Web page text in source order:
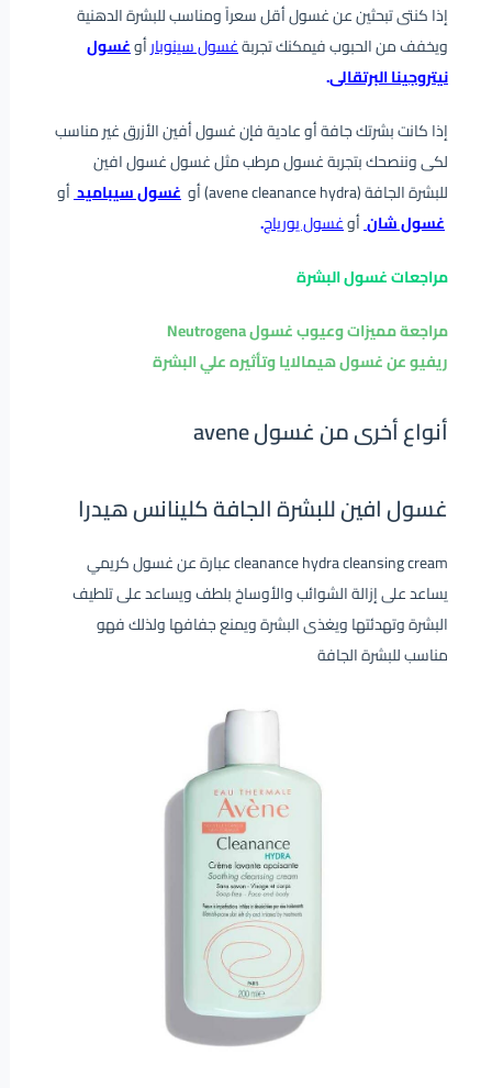
إذا كنتى تبحثين عن غسول أقل سعراً ومناسب للبشرة الدهنية
ويخفف من الحبوب فيمكنك تجربةغسول سينوبارأوغسول
نيتروجينا البرتقالى.
إذا كانت بشرتك جافة أو عادية فإن غسول أفين الأزرق غير مناسب
لكى وننصحك بتجربة غسول مرطب مثل غسول غسول افين
للبشرة الجافة (avene cleanance hydra) أو
غسول سيباميد أو
غسول شان أوغسول يورياج.
مراجعات غسول البشرة
مراجعة مميزات وعيوب غسول Neutrogena
ريفيو عن غسول هيمالايا وتأثيره علي البشرة
أنواع أخرى من غسول avene
غسول افين للبشرة الجافة كلينانس هيدرا
cleanance hydra cleansing cream عبارة عن غسول كريمي
يساعد على إزالة الشوائب والأوساخ بلطف ويساعد على تلطيف
البشرة وتهدئتها ويغذى البشرة ويمنع جفافها ولذلك فهو
مناسب للبشرة الجافة